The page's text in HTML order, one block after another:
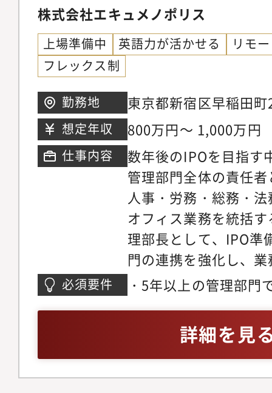
期待しています。3．
部統制・成長に伴う
契約増加に対応し、
IPO準備・監査法人対
4．CEOと連携した投
立案～実行・各ラウ
要な成長ステージを
動したファイナンス
(VC、CVC、金融機関
を実行・投資家向け
の策定、デューデリ
ンパクト投資（食・
値）を意識したスト
バー採用・管理・育
総務・法務） ■組織
レーシア側に経理1名
南アジアの生鮮食品
思考・成長期スター
動ける実行力・正確
り経験より、経営・
株式会社エキュメノポリス
上場準備中 英語力が活かせる
リモ
フレックス制
勤務地 東京都新宿区早稲田町
想定年収 800万円～ 1,000万円
仕事内容
数年後のIPOを目指す
管理部門全体の責任
人事・労務・総務・
オフィス業務を統括
理部長として、IPO準
門の連携を強化し、
強化を図ります。経
に貢献していただき
理部門（経理・財務
務など）の統括とマ
テムの構築・運用・
必須要件
・5年以上の管理部門
フィス業務に関する
制、J-SOX、会社法
詳細を見